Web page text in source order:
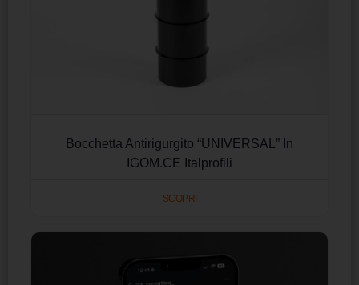
Bocchetta Antirigurgito “UNIVERSAL” In
IGOM.CE Italprofili
SCOPRI